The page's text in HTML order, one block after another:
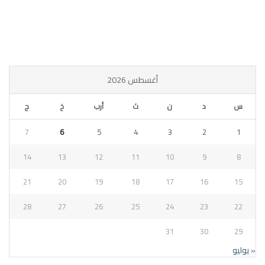
أغسطس 2026
س د ن ث أرب خ ج
1
2
3
4
5
6
7
8
9
10
11
12
13
14
15
16
17
18
19
20
21
22
23
24
25
26
27
28
29
30
31
« يوليو